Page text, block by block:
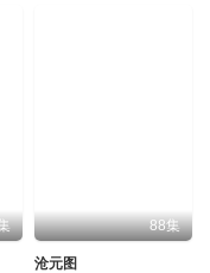
88集
沧元图